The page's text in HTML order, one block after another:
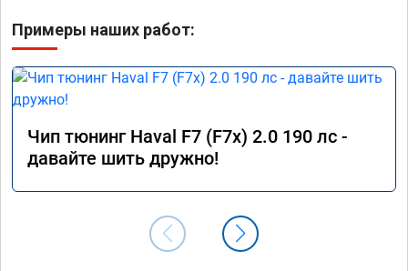
Примеры наших работ:
Чип тюнинг Haval F7 (F7x) 2.0 190 лс -
давайте шить дружно!